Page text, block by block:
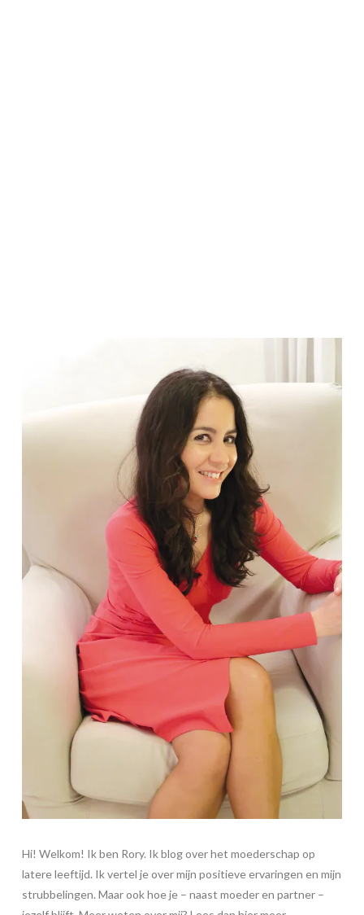
Hi! Welkom! Ik ben Rory. Ik blog over het moederschap op
latere leeftijd. Ik vertel je over mijn positieve ervaringen en mijn
strubbelingen. Maar ook hoe je – naast moeder en partner –